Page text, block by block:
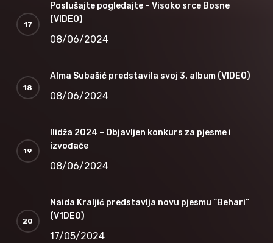
Poslušajte pogledajte – Visoko srce Bosne
(VIDEO)
08/06/2024
Alma Subašić predstavila svoj 3. album (VIDEO)
08/06/2024
Ilidža 2024 – Objavljen konkurs za pjesme i
izvođače
08/06/2024
Naida Kraljić predstavlja novu pjesmu “Behari”
(V1DEO)
17/05/2024